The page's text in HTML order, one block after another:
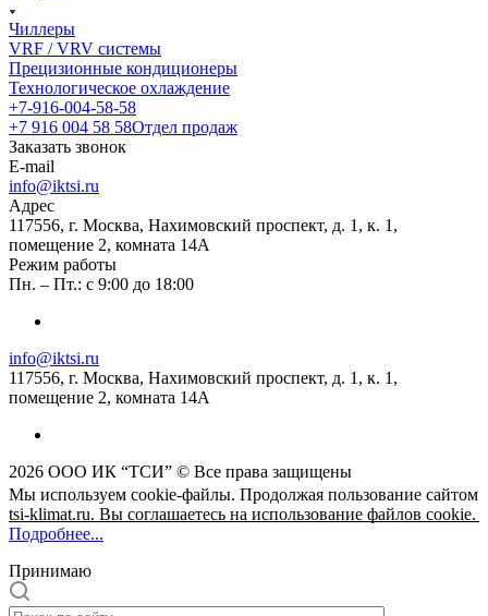
Чиллеры
VRF / VRV системы
Прецизионные кондиционеры
Технологическое охлаждение
+7-916-004-58-58
+7 916 004 58 58Отдел продаж
Заказать звонок
E-mail
info@iktsi.ru
Адрес
117556, г. Москва, Нахимовский проспект, д. 1, к. 1,
помещение 2, комната 14А
Режим работы
Пн. – Пт.: с 9:00 до 18:00
info@iktsi.ru
117556, г. Москва, Нахимовский проспект, д. 1, к. 1,
помещение 2, комната 14А
2026 ООО ИК “ТСИ” © Все права защищены
Мы используем cookie-файлы. Продолжая пользование сайтом
tsi-klimat.ru. Вы соглашаетесь на использование файлов cookie.
Подробнее...
Принимаю